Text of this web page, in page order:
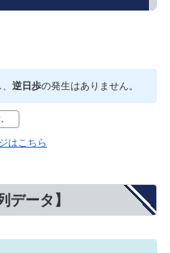
逆日歩の発生はありません。
はこちら
データ】